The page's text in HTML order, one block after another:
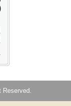
Reserved.